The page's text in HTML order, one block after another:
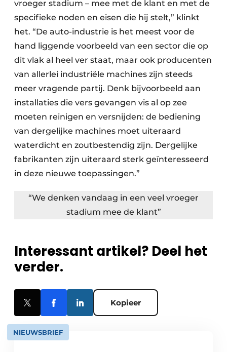
vroeger stadium – mee met de klant en met de
specifieke noden en eisen die hij stelt,” klinkt
het. “De auto-industrie is het meest voor de
hand liggende voorbeeld van een sector die op
dit vlak al heel ver staat, maar ook producenten
van allerlei industriële machines zijn steeds
meer vragende partij. Denk bijvoorbeeld aan
installaties die vers gevangen vis al op zee
moeten reinigen en versnijden: de bediening
van dergelijke machines moet uiteraard
waterdicht en zoutbestendig zijn. Dergelijke
fabrikanten zijn uiteraard sterk geïnteresseerd
in deze nieuwe toepassingen.”
“We denken vandaag in een veel vroeger
stadium mee de klant”
Interessant artikel? Deel het
verder.
Kopieer
NIEUWSBRIEF